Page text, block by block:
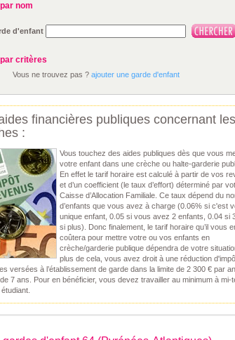
nom
d'enfant
critères
Vous ne trouvez pas ? ajouter une garde d'enfant
financières publiques concernant les
:
Vous touchez des aides publiques dès que vous
votre enfant dans une crèche ou halte-garderie
En effet le tarif horaire est calculé à partir de vos
et d’un coefficient (le taux d’effort) déterminé par
Caisse d’Allocation Familiale. Ce taux dépend du
d’enfants que vous avez à charge (0.06% si c'est
unique enfant, 0.05 si vous avez 2 enfants, 0.04 si
si plus). Donc finalement, le tarif horaire qu’il vous
coûtera pour mettre votre ou vos enfants en
crèche/garderie publique dépendra de votre
plus de cela, vous avez droit à une réduction
versées à l’établissement de garde dans la limite de 2 300 € par
7 ans. Pour en bénéficier, vous devez travailler au minimum à mi-